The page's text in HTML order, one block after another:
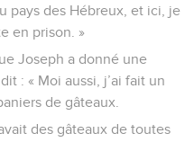
pays des Hébreux, et ici, je
en prison. »
Joseph a donné une
: « Moi aussi, j’ai fait un
de gâteaux.
des gâteaux de toutes